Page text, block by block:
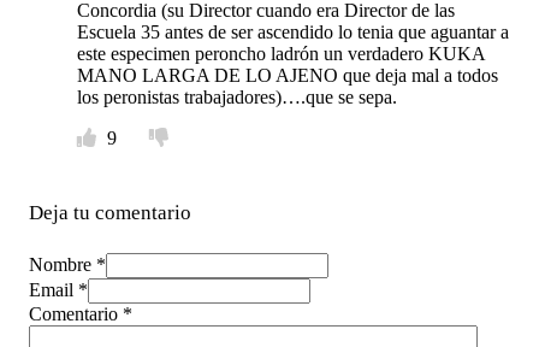
Concordia (su Director cuando era Director de las
Escuela 35 antes de ser ascendido lo tenia que aguantar a
este especimen peroncho ladrón un verdadero KUKA
MANO LARGA DE LO AJENO que deja mal a todos
los peronistas trabajadores)….que se sepa.
9
Deja tu comentario
Nombre *
Email *
Comentario *